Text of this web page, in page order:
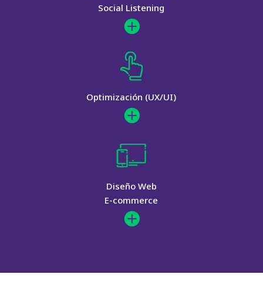
Social Listening

Optimización (UX/UI)

Diseño Web
E-commerce
